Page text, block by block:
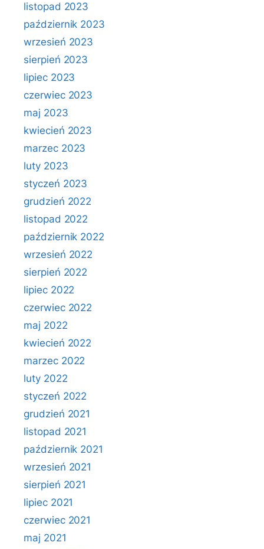
listopad 2023
październik 2023
wrzesień 2023
sierpień 2023
lipiec 2023
czerwiec 2023
maj 2023
kwiecień 2023
marzec 2023
luty 2023
styczeń 2023
grudzień 2022
listopad 2022
październik 2022
wrzesień 2022
sierpień 2022
lipiec 2022
czerwiec 2022
maj 2022
kwiecień 2022
marzec 2022
luty 2022
styczeń 2022
grudzień 2021
listopad 2021
październik 2021
wrzesień 2021
sierpień 2021
lipiec 2021
czerwiec 2021
maj 2021